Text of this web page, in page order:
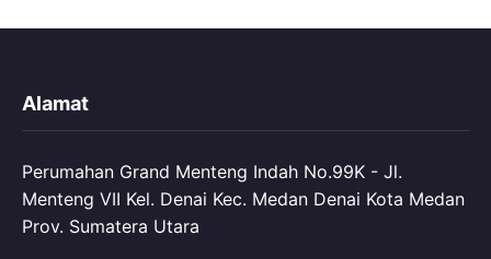
Alamat
Perumahan Grand Menteng Indah No.99K - Jl.
Menteng VII Kel. Denai Kec. Medan Denai Kota Medan
Prov. Sumatera Utara